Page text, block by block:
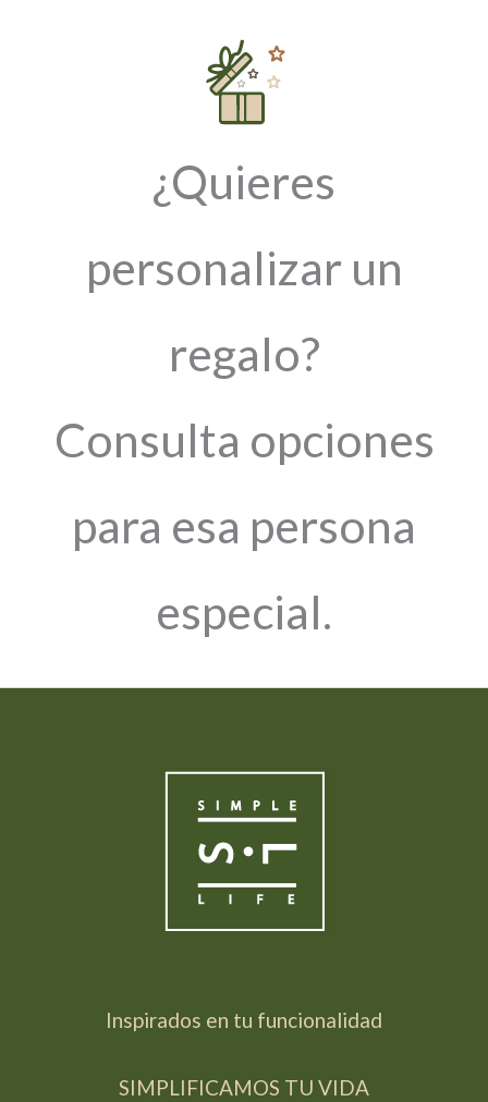
¿Quieres
personalizar un
regalo?
Consulta opciones
para esa persona
especial.
Inspirados en tu funcionalidad
SIMPLIFICAMOS TU VIDA